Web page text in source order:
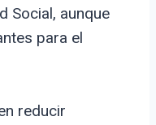
Social, aunque
para el
reducir